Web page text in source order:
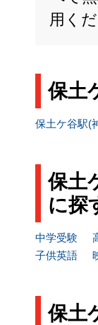
用くだ
保土
保土ケ谷駅(
保土
に探
中学受験
子供英語
保土